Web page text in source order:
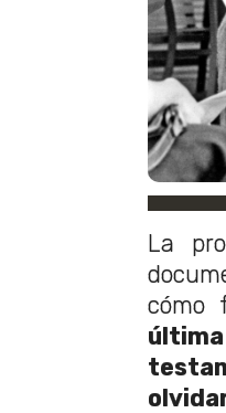
La
cómo